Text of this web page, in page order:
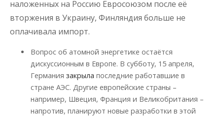
наложенных на Россию Евросоюзом после её
вторжения в Украину, Финляндия больше не
оплачивала импорт.
Вопрос об атомной энергетике остаётся
дискуссионным в Европе. В субботу, 15 апреля,
Германия закрыла последние работавшие в
стране АЭС. Другие европейские страны –
например, Швеция, Франция и Великобритания –
напротив, планируют новые разработки в этой